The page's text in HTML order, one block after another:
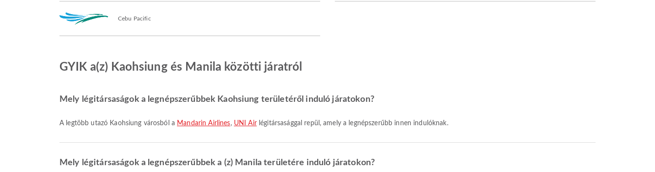
Cebu Pacific
GYIK a(z) Kaohsiung és Manila közötti járatról
Mely légitársaságok a legnépszerűbbek Kaohsiung területéről induló járatokon?
A legtöbb utazó Kaohsiung városból a Mandarin Airlines, UNI Airlégitársasággal repül, amely a legnépszerűbb innen indulóknak.
Mely légitársaságok a legnépszerűbbek a (z) Manila területére induló járatokon?